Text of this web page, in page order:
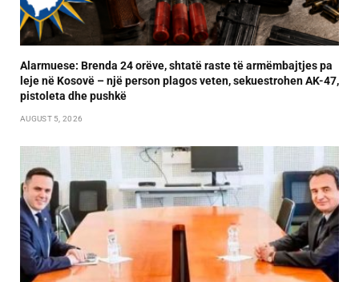
Alarmuese: Brenda 24 orëve, shtatë raste të armëmbajtjes pa
leje në Kosovë – një person plagos veten, sekuestrohen AK-47,
pistoleta dhe pushkë
AUGUST 5, 2026